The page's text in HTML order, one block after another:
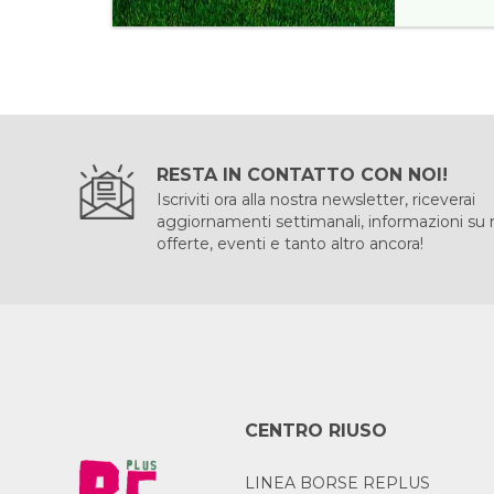
RESTA IN CONTATTO CON NOI!
Iscriviti ora alla nostra newsletter, riceverai
aggiornamenti settimanali, informazioni su
offerte, eventi e tanto altro ancora!
CENTRO RIUSO
LINEA BORSE REPLUS